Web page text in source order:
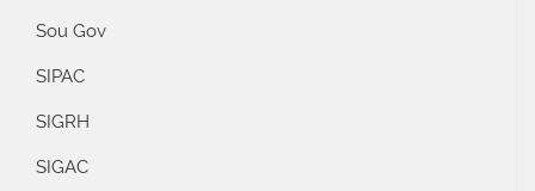
Sou Gov
SIPAC
SIGRH
SIGAC